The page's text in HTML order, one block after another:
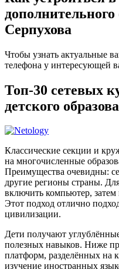
дополнительного
Серпухова
Чтобы узнать актуальные
телефона у интересующей
Топ-30 сетевых
детского
Классические секции и
на многочисленные
Преимущества очевидны:
другие регионы страны.
включить компьютер,
Этот подход отлично
цивилизации.
Дети получают
полезных навыков. Ниже
платформ, разделённых на
изучение иностранных